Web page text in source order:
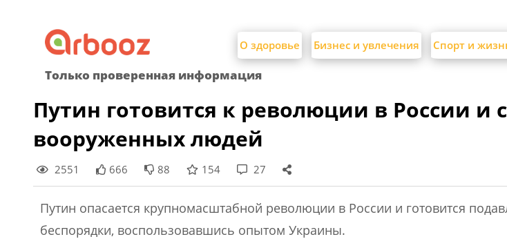
content
О здоровье Бизнес и увлечения Спорт и
Только проверенная информация
Путин готовится к революции в России и
вооруженных людей
2551 666 88 154 27
Путин опасается крупномасштабной революции в России и готовится
беспорядки, воспользовавшись опытом Украины.